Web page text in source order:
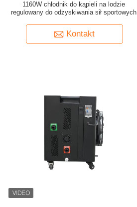
1160W chłodnik do kąpieli na lodzie
regulowany do odzyskiwania sił sportowych
Kontakt